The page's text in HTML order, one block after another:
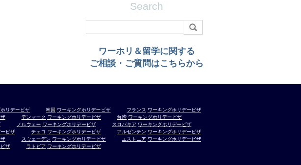
Search
ワーホリ＆留学に関する
ご相談・ご質問はこちらから
リデービザ 韓国 ワーキングホリデービザ フランス ワーキングホリデービザ
デンマーク ワーキングホリデービザ 台湾 ワーキングホリデービザ
ノルウェー ワーキングホリデービザ スロバキア ワーキングホリデービザ
ビザ チェコ ワーキングホリデービザ アルゼンチン ワーキングホリデービザ
スウェーデン ワーキングホリデービザ エストニア ワーキングホリデービザ
ザ ラトビア ワーキングホリデービザ